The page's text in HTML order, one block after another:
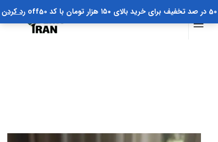
50 در صد تخفیف برای خرید بالای ۱۵۰ هزار تومان با کد off50 رد کردن